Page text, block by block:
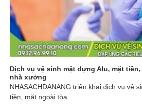
Dịch vụ vệ sinh mặt dựng Alu, mặt
nhà xưởng
NHASACHDANANG triển khai dịch vụ vệ
tiền, mặt ngoài tòa...